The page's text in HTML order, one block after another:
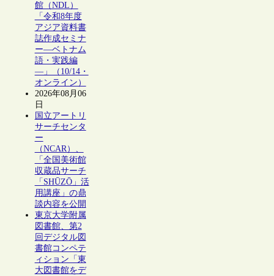
館（NDL）
「令和8年度
アジア資料書
誌作成セミナ
ー―ベトナム
語・実践編
―」（10/14・
オンライン）
2026年08月06
日
国立アートリ
サーチセンタ
ー
（NCAR）、
「全国美術館
収蔵品サーチ
「SHŪZŌ」活
用講座」の鼎
談内容を公開
東京大学附属
図書館、第2
回デジタル図
書館コンペテ
ィション「東
大図書館をデ